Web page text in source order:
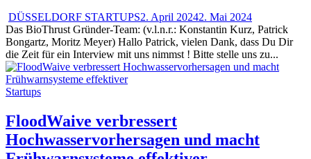
DÜSSELDORF STARTUPS2. April 20242. Mai 2024
Das BioThrust Gründer-Team: (v.l.n.r.: Konstantin Kurz, Patrick
Bongartz, Moritz Meyer) Hallo Patrick, vielen Dank, dass Du Dir
die Zeit für ein Interview mit uns nimmst ! Bitte stelle uns zu...
Startups
FloodWaive verbressert
Hochwasservorhersagen und macht